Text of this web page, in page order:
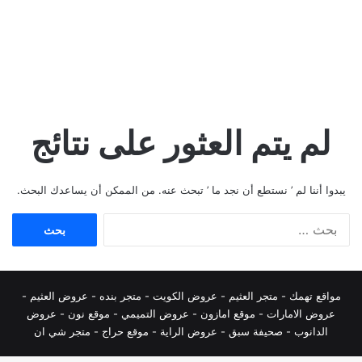
لم يتم العثور على نتائج
يبدوا أننا لم ’ نستطع أن نجد ما ’ تبحث عنه. من الممكن أن يساعدك البحث.
مواقع تهمك - متجر العثيم - عروض الكويت - متجر بنده - عروض العثيم -
عروض الامارات - موقع امازون - عروض التميمي - موقع نون - عروض
الدانوب - صحيفة سبق - عروض الراية - موقع حراج - متجر شي ان